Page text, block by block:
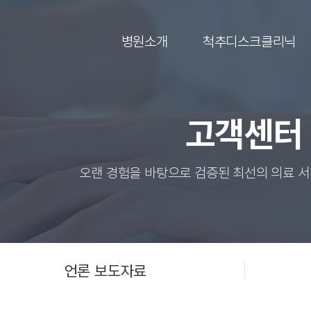
병원소개 척추디스크클리닉
고객센터
오랜 경험을 바탕으로 검증된 최선의 의료
언론 보도자료